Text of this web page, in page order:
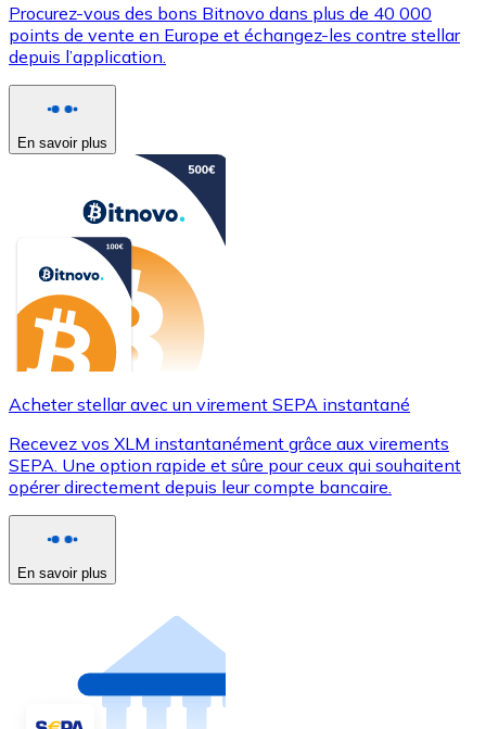
Procurez-vous des bons Bitnovo dans plus de 40 000
points de vente en Europe et échangez-les contre stellar
depuis l’application.
En savoir plus
Acheter stellar avec un virement SEPA instantané
Recevez vos XLM instantanément grâce aux virements
SEPA. Une option rapide et sûre pour ceux qui souhaitent
opérer directement depuis leur compte bancaire.
En savoir plus